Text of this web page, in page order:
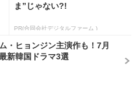
ま”じゃない?!
PR(合同会社デジタルファーム )
・ヒョンジン主演作も！7月
新韓国ドラマ3選